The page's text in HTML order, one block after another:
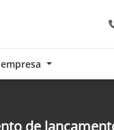
de